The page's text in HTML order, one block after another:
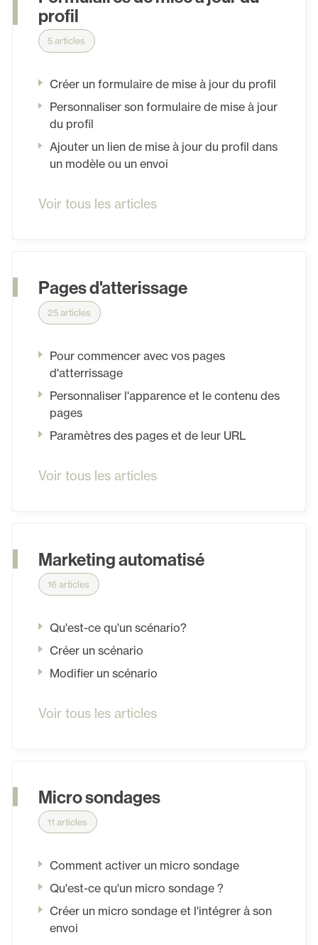
profil
5 articles
Créer un formulaire de mise à jour du profil
Personnaliser son formulaire de mise à jour
du profil
Ajouter un lien de mise à jour du profil dans
un modèle ou un envoi
Voir tous les articles
Pages d'atterissage
25 articles
Pour commencer avec vos pages
d'atterrissage
Personnaliser l'apparence et le contenu des
pages
Paramètres des pages et de leur URL
Voir tous les articles
Marketing automatisé
16 articles
Qu'est-ce qu'un scénario?
Créer un scénario
Modifier un scénario
Voir tous les articles
Micro sondages
11 articles
Comment activer un micro sondage
Qu'est-ce qu'un micro sondage ?
Créer un micro sondage et l'intégrer à son
envoi